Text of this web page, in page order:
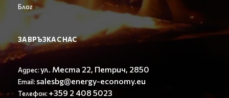
Блог
ЗА ВРЪЗКА С НАС
Адрес:ул. Места 22, Петрич, 2850
Email: salesbg@energy-economy.eu
Телефон: +359 2 408 5023